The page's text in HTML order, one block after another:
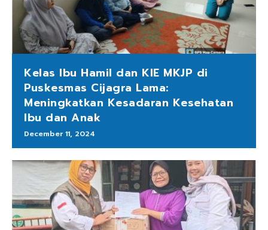
Kelas Ibu Hamil dan KIE MKJP di
Puskesmas Cijagra Lama:
Meningkatkan Kesadaran Kesehatan
Ibu dan Anak
December 11, 2024